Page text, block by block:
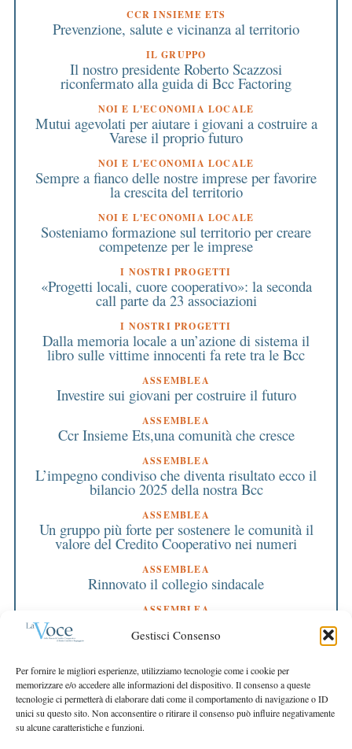
Gestisci Consenso
Per fornire le migliori esperienze, utilizziamo tecnologie come i cookie per
memorizzare e/o accedere alle informazioni del dispositivo. Il consenso a queste
tecnologie ci permetterà di elaborare dati come il comportamento di navigazione o ID
unici su questo sito. Non acconsentire o ritirare il consenso può influire negativamente
su alcune caratteristiche e funzioni.
CCR INSIEME ETS
Prevenzione, salute e vicinanza al territorio
IL GRUPPO
Il nostro presidente Roberto Scazzosi
riconfermato alla guida di Bcc Factoring
NOI E L'ECONOMIA LOCALE
Mutui agevolati per aiutare i giovani a costruire a
Varese il proprio futuro
NOI E L'ECONOMIA LOCALE
Sempre a fianco delle nostre imprese per favorire
la crescita del territorio
NOI E L'ECONOMIA LOCALE
Sosteniamo formazione sul territorio per creare
competenze per le imprese
I NOSTRI PROGETTI
«Progetti locali, cuore cooperativo»: la seconda
call parte da 23 associazioni
I NOSTRI PROGETTI
Dalla memoria locale a un’azione di sistema il
libro sulle vittime innocenti fa rete tra le Bcc
ASSEMBLEA
Investire sui giovani per costruire il futuro
ASSEMBLEA
Ccr Insieme Ets,una comunità che cresce
ASSEMBLEA
L’impegno condiviso che diventa risultato ecco il
bilancio 2025 della nostra Bcc
ASSEMBLEA
Un gruppo più forte per sostenere le comunità il
valore del Credito Cooperativo nei numeri
ASSEMBLEA
Rinnovato il collegio sindacale
ASSEMBLEA
Bilancio approvato all’unanimità e 2 milioni
destinati al territorio
EDITORIALE DIRETTORE
Crescere restando riconoscibili
EDITORIALE PRESIDENTE
Costruire futuro insieme